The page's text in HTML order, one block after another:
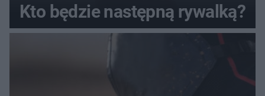
Kto będzie następną rywalką?